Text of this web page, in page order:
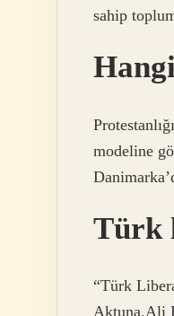
sahip
modeline
Türk
“Türk
Aktuna.Ali